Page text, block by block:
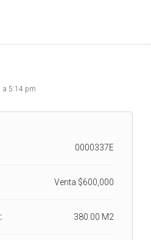
a 5:14 pm
0000337E
Venta $600,000
380.00 M2